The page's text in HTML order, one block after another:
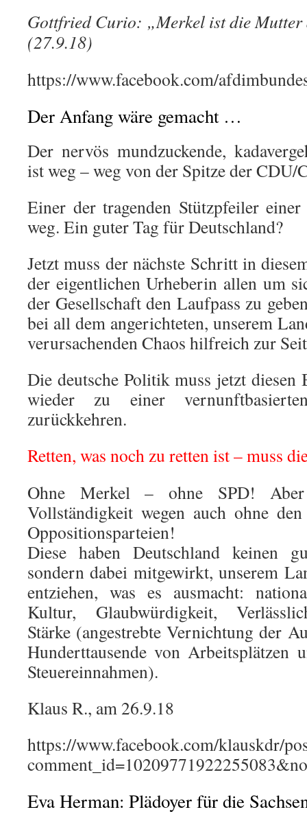
Gottfried Curio: „Merkel ist die
(27.9.18)
https://www.facebook.com/
Der Anfang wäre gemacht …
Der nervös mundzuckende,
ist weg – weg von der Spitze der
Einer der tragenden Stützpfeiler
weg. Ein guter Tag für Deutschland?
Jetzt muss der nächste Schritt in
der eigentlichen Urheberin allen um
der Gesellschaft den Laufpass zu
bei all dem angerichteten, unserem
verursachenden Chaos hilfreich zur
Die deutsche Politik muss jetzt diesen
wieder zu einer
zurückkehren.
Retten, was noch zu retten ist – muss
Ohne Merkel – ohne SPD!
Vollständigkeit wegen auch ohne
Oppositionsparteien!
Diese haben Deutschland keinen
sondern dabei mitgewirkt, unserem
entziehen, was es ausmacht:
Kultur, Glaubwürdigkeit,
Stärke (angestrebte Vernichtung der
Hunderttausende von Arbeitsplätzen
Steuereinnahmen).
Klaus R., am 26.9.18
https://www.facebook.com/klauskdr/
Eva Herman: Plädoyer für die